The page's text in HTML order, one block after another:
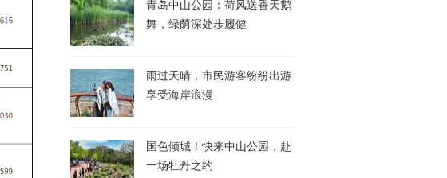
青岛中山公园：荷风送香天鹅
舞，绿荫深处步履健
雨过天晴，市民游客纷纷出游
享受海岸浪漫
国色倾城！快来中山公园，赴
一场牡丹之约